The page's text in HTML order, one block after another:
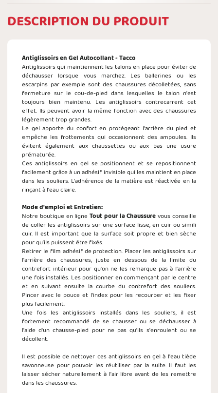
DESCRIPTION DU PRODUIT
Antiglissoirs en Gel Autocollant - Tacco
Antiglissoirs qui maintiennent les talons en place pour éviter de
déchausser lorsque vous marchez. Les ballerines ou les
escarpins par exemple sont des chaussures décolletées, sans
fermeture sur le cou-de-pied dans lesquelles le talon n'est
toujours bien maintenu. Les antiglissoirs contrecarrent cet
effet. Ils peuvent avoir la même fonction avec des chaussures
légèrement trop grandes.
Le gel apporte du confort en protégeant l'arrière du pied et
empêche les frottements qui occasionnent des ampoules. Ils
évitent également aux chaussettes ou aux bas une usure
prématurée.
Ces antiglissoirs en gel se positionnent et se repositionnent
facilement grâce à un adhésif invisible qui les maintient en place
dans les souliers. L'adhérence de la matière est réactivée en la
rinçant à l'eau claire.
Mode d'emploi et Entretien:
Notre boutique en ligneTout pour la Chaussurevous conseille
de coller les antiglissoirs sur une surface lisse, en cuir ou simili
cuir. Il est important que la surface soit propre et bien sèche
pour qu’ils puissent être fixés.
Retirer le film adhésif de protection. Placer les antiglissoirs sur
l'arrière des chaussures, juste en dessous de la limite du
contrefort intérieur pour qu'on ne les remarque pas à l'arrière
une fois installés. Les positionner en commençant par le centre
et en suivant ensuite la courbe du contrefort des souliers.
Pincer avec le pouce et l'index pour les recourber et les fixer
plus facilement.
Une fois les antiglissoirs installés dans les souliers, il est
fortement recommandé de se chausser ou se déchausser à
l'aide d'un chausse-pied pour ne pas qu'ils s'enroulent ou se
décollent.
Il est possible de nettoyer ces antiglissoirs en gel à l'eau tiède
savonneuse pour pouvoir les réutiliser par la suite. Il faut les
laisser sécher naturellement à l'air libre avant de les remettre
dans les chaussures.